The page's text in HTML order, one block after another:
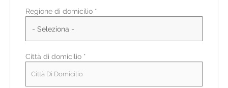
Regione di domicilio *
Città di domicilio *
Città Di Domicilio